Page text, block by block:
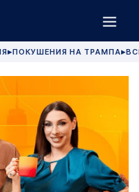
▶ПОКУШЕНИЯ НА ТРАМПА▶